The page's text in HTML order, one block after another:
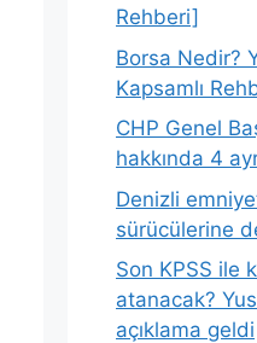
Rehberi]
Borsa Nedir?
Kapsamlı
CHP Genel
hakkında 4
Denizli
sürücülerine
Son KPSS ile
atanacak?
açıklama geldi